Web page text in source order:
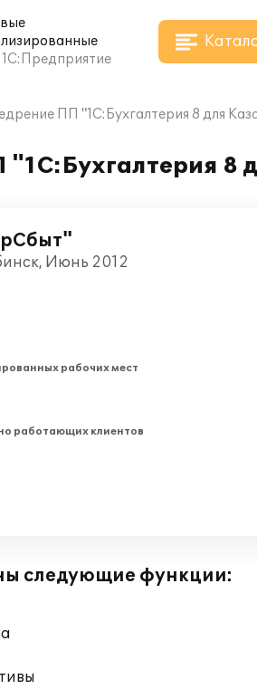
1С:Предприятие
ПП "1С:Бухгалтерия 8 для
"1С:Бухгалтерия
Июнь 2012
рабочих мест
работающих клиентов
следующие функции: